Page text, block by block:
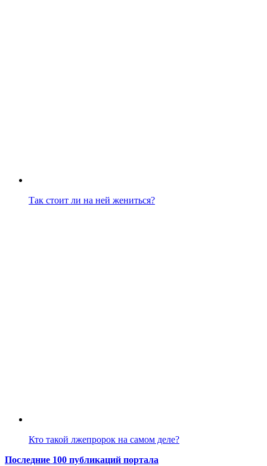
Так стоит ли на ней жениться?
Кто такой лжепророк на самом деле?
Последние 100 публикаций портала